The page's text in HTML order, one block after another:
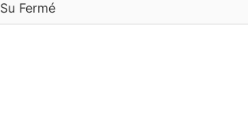
Su Fermé